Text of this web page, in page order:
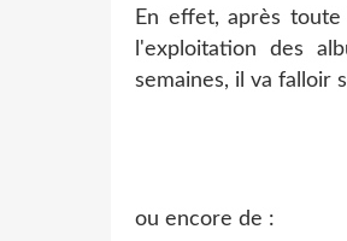
En effet, après
l'exploitation des
semaines, il va falloir
ou encore de :